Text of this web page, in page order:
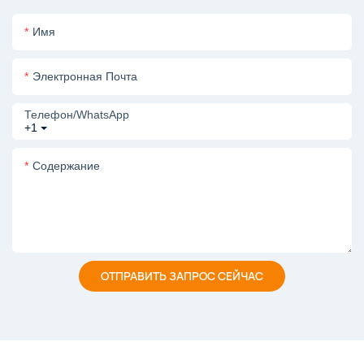
Имя
Электронная Почта
+1
Телефон/WhatsApp
Содержание
ОТПРАВИТЬ ЗАПРОС СЕЙЧАС